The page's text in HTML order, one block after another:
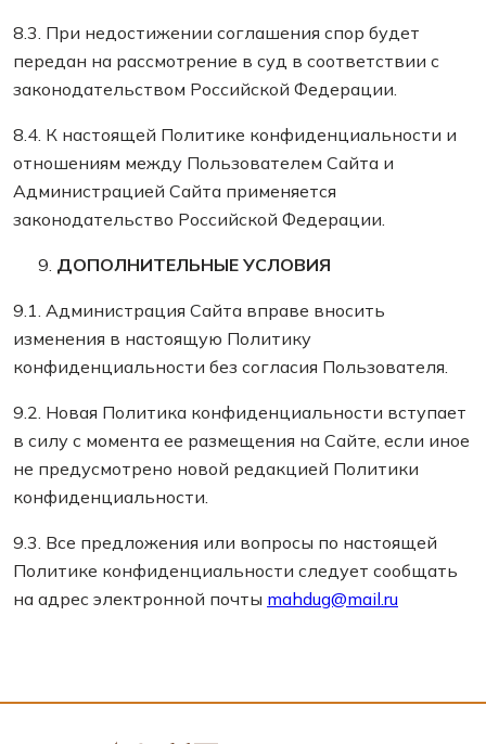
8.3. При недостижении соглашения спор будет
передан на рассмотрение в суд в соответствии с
законодательством Российской Федерации.
8.4. К настоящей Политике конфиденциальности и
отношениям между Пользователем Сайта и
Администрацией Сайта применяется
законодательство Российской Федерации.
ДОПОЛНИТЕЛЬНЫЕ УСЛОВИЯ
9.1. Администрация Сайта вправе вносить
изменения в настоящую Политику
конфиденциальности без согласия Пользователя.
9.2. Новая Политика конфиденциальности вступает
в силу с момента ее размещения на Сайте, если иное
не предусмотрено новой редакцией Политики
конфиденциальности.
9.3. Все предложения или вопросы по настоящей
Политике конфиденциальности следует сообщать
на адрес электронной почты mahdug@mail.ru